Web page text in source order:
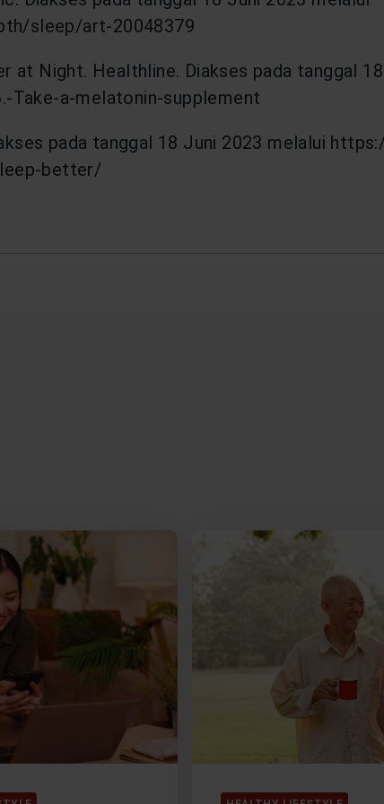
sleep/art-20048379
at Night. Healthline. Diakses pada tanggal
a-melatonin-supplement
pada tanggal 18 Juni 2023 melalui
better/